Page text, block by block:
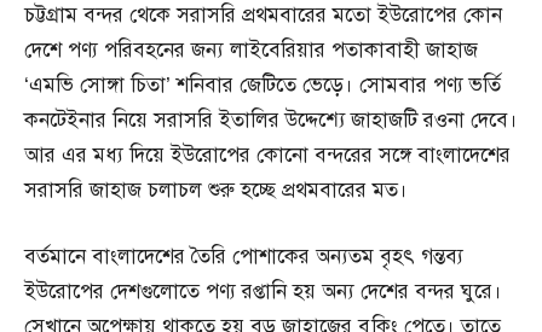
চট্টগ্রাম বন্দর থেকে সরাসরি প্রথমবারের মতো ইউরোপের কোন
দেশে পণ্য পরিবহনের জন্য লাইবেরিয়ার পতাকাবাহী জাহাজ
‘এমভি সোঙ্গা চিতা’ শনিবার জেটিতে ভেড়ে। সোমবার পণ্য ভর্তি
কনটেইনার নিয়ে সরাসরি ইতালির উদ্দেশ্যে জাহাজটি রওনা দেবে।
আর এর মধ্য দিয়ে ইউরোপের কোনো বন্দরের সঙ্গে বাংলাদেশের
সরাসরি জাহাজ চলাচল শুরু হচ্ছে প্রথমবারের মত।
বর্তমানে বাংলাদেশের তৈরি পোশাকের অন্যতম বৃহৎ গন্তব্য
ইউরোপের দেশগুলোতে পণ্য রপ্তানি হয় অন্য দেশের বন্দর ঘুরে।
সেখানে অপেক্ষায় থাকতে হয় বড় জাহাজের বুকিং পেতে। তাতে